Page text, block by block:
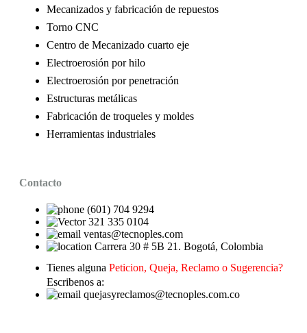
Mecanizados y fabricación de repuestos
Torno CNC
Centro de Mecanizado cuarto eje
Electroerosión por hilo
Electroerosión por penetración
Estructuras metálicas
Fabricación de troqueles y moldes
Herramientas industriales
Contacto
(601) 704 9294
321 335 0104
ventas@tecnoples.com
Carrera 30 # 5B 21. Bogotá, Colombia
Tienes alguna Peticion, Queja, Reclamo o Sugerencia?
Escribenos a:
quejasyreclamos@tecnoples.com.co